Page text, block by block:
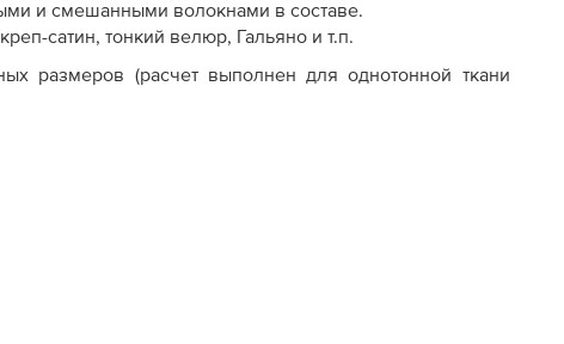
и смешанными волокнами в составе.
сатин, тонкий велюр, Гальяно и т.п.
размеров (расчет выполнен для однотонной ткани